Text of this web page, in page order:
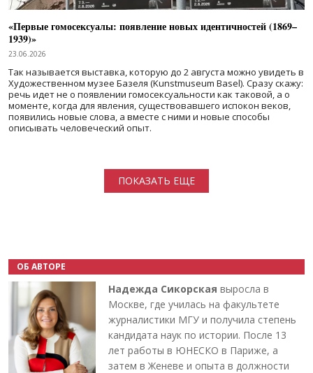
«Первые гомосексуалы: появление новых идентичностей (1869–
1939)»
23.06.2026
Так называется выставка, которую до 2 августа можно увидеть в
Художественном музее Базеля (Kunstmuseum Basel). Сразу скажу:
речь идет не о появлении гомосексуальности как таковой, а о
моменте, когда для явления, существовавшего испокон веков,
появились новые слова, а вместе с ними и новые способы
описывать человеческий опыт.
ПОКАЗАТЬ ЕЩЕ
ОБ АВТОРЕ
Надежда Сикорская выросла в
Москве, где училась на факультете
журналистики МГУ и получила степень
кандидата наук по истории. После 13
лет работы в ЮНЕСКО в Париже, а
затем в Женеве и опыта в должности